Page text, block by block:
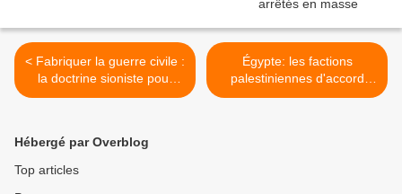
< Fabriquer la guerre civile :
la doctrine sioniste pour
détruire la résistance
Égypte: les factions
palestiniennes d'accord
pour confier la gestion de
Hébergé par Overblog
Top articles